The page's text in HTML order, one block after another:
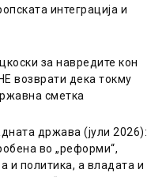
интеграција и
за навредите кон
возврати дека токму
сметка
држава (јули 2026):
во „реформи“,
и политика, а владата и